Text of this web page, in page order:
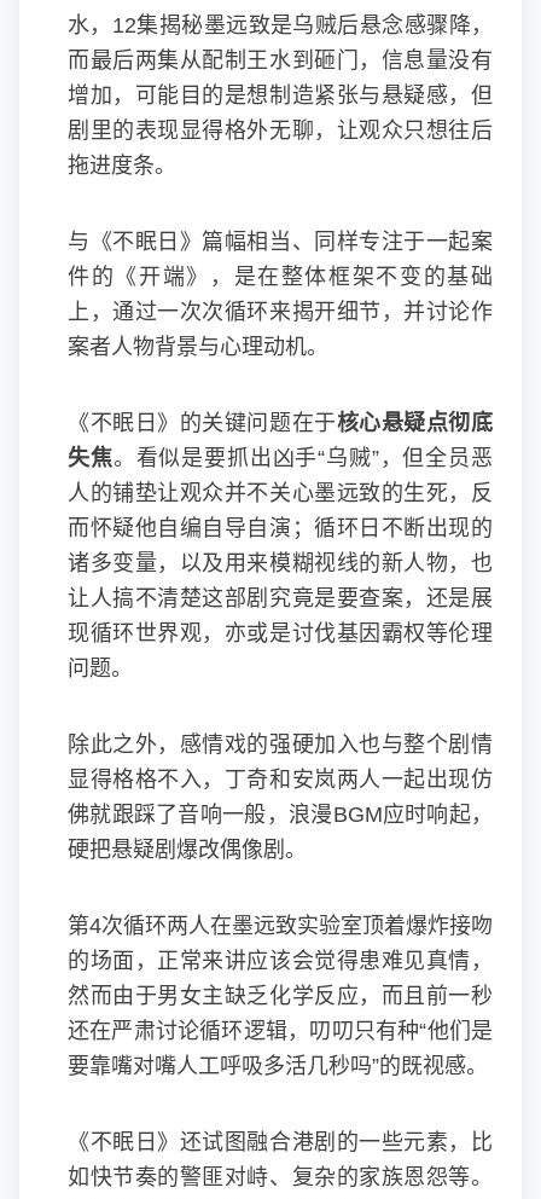
水，12集揭秘墨远致是乌贼后悬念感骤降，
而最后两集从配制王水到砸门，信息量没有
增加，可能目的是想制造紧张与悬疑感，但
剧里的表现显得格外无聊，让观众只想往后
拖进度条。
与《不眠日》篇幅相当、同样专注于一起案
件的《开端》，是在整体框架不变的基础
上，通过一次次循环来揭开细节，并讨论作
案者人物背景与心理动机。
《不眠日》的关键问题在于核心悬疑点彻底
失焦。看似是要抓出凶手“乌贼”，但全员恶
人的铺垫让观众并不关心墨远致的生死，反
而怀疑他自编自导自演；循环日不断出现的
诸多变量，以及用来模糊视线的新人物，也
让人搞不清楚这部剧究竟是要查案，还是展
现循环世界观，亦或是讨伐基因霸权等伦理
问题。
除此之外，感情戏的强硬加入也与整个剧情
显得格格不入，丁奇和安岚两人一起出现仿
佛就跟踩了音响一般，浪漫BGM应时响起，
硬把悬疑剧爆改偶像剧。
第4次循环两人在墨远致实验室顶着爆炸接吻
的场面，正常来讲应该会觉得患难见真情，
然而由于男女主缺乏化学反应，而且前一秒
还在严肃讨论循环逻辑，叨叨只有种“他们是
要靠嘴对嘴人工呼吸多活几秒吗”的既视感。
《不眠日》还试图融合港剧的一些元素，比
如快节奏的警匪对峙、复杂的家族恩怨等。